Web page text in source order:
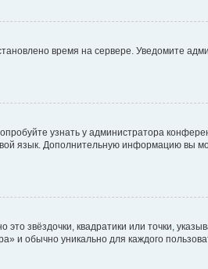
время на сервере. Уведомите
узнать у администратора
язык. Дополнительную информацию вы
звёздочки, квадратики или точки,
и обычно уникально для каждого